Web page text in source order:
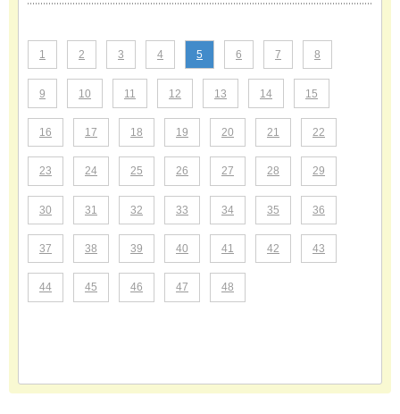
1 2 3 4 5 6 7 8
9 10 11 12 13 14 15
16 17 18 19 20 21 22
23 24 25 26 27 28 29
30 31 32 33 34 35 36
37 38 39 40 41 42 43
44 45 46 47 48